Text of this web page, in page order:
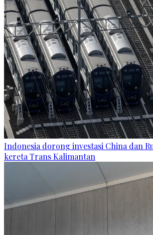
Indonesia dorong investasi China dan
kereta Trans Kalimantan